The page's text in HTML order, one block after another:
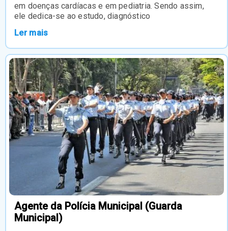
em doenças cardíacas e em pediatria. Sendo assim,
ele dedica-se ao estudo, diagnóstico
Ler mais
Agente da Polícia Municipal (Guarda
Municipal)